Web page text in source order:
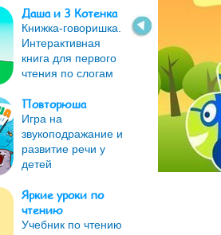
Даша и 3 Котенка
Книжка-говоришка.
Интерактивная
книга для первого
чтения по слогам
Повторюша
Игра на
звукоподражание и
развитие речи у
детей
Яркие уроки по
чтению
Учебник по чтению